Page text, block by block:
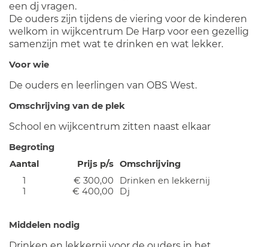
een dj vragen.
De ouders zijn tijdens de viering voor de kinderen
welkom in wijkcentrum De Harp voor een gezellig
samenzijn met wat te drinken en wat lekker.
Voor wie
De ouders en leerlingen van OBS West.
Omschrijving van de plek
School en wijkcentrum zitten naast elkaar
Begroting
Aantal
Prijs p/s Omschrijving
1
€ 300,00
Drinken en lekkernij
1
€ 400,00 Dj
Middelen nodig